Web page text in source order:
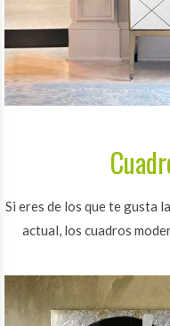
Si eres de los que te gusta
actual, los cuadros